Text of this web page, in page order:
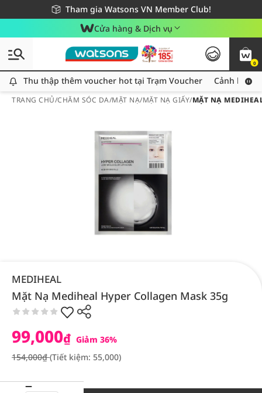
Tham gia Watsons VN Member Club!
Miễn phí giao hàng cho đơn hàng từ 249,000Đ
Giao hàng nhanh 24h - Áp dụng khu vực TP. Hồ Chí Minh
Cửa hàng & Dịch vụ
0
Thu thập thêm voucher hot tại Trạm Voucher
Thu thập thêm voucher hot tại Trạm Voucher Cảnh báo
TRANG CHỦ/CHĂM SÓC DA/MẶT NẠ/MẶT NẠ GIẤY/MẶT NẠ
MEDIHEAL
Mặt Nạ Mediheal Hyper Collagen Mask 35g
99,000₫ Giảm 36%
154,000₫(Tiết kiệm: 55,000)